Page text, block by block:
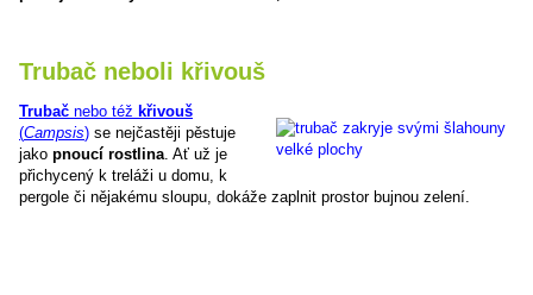
Trubač neboli křivouš
Trubač nebo též křivouš
(Campsis) se nejčastěji pěstuje
jako pnoucí rostlina. Ať už je
přichycený k treláži u domu, k
pergole či nějakému sloupu, dokáže zaplnit prostor bujnou zelení.